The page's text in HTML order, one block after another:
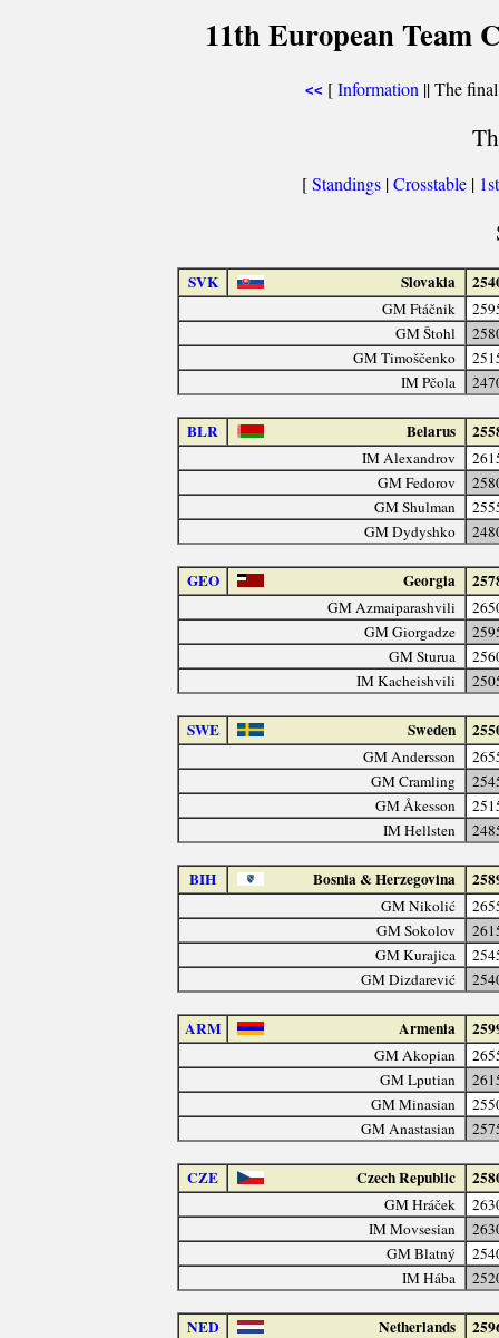
11th European Team
<< [Information || The
[Standings|Crosstable|
SVK Slovakia
GM Ftáčnik
GM Štohl
GM Timoščenko
IM Pčola
BLR Belarus
IM Alexandrov
GM Fedorov
GM Shulman
GM Dydyshko
GEO Georgia
GM Azmaiparashvili
GM Giorgadze
GM Sturua
IM Kacheishvili
SWE Sweden
GM Andersson
GM Cramling
GM Åkesson
IM Hellsten
BIH Bosnia & Herzegovina
GM Nikolić
GM Sokolov
GM Kurajica
GM Dizdarević
ARM Armenia
GM Akopian
GM Lputian
GM Minasian
GM Anastasian
CZE Czech Republic
GM Hráček
IM Movsesian
GM Blatný
IM Hába
NED Netherlands